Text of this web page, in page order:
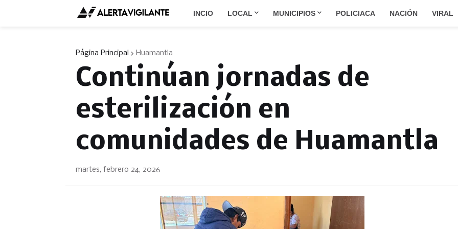
INCIO LOCAL MUNICIPIOS POLICIACA NACIÓN VIRAL
Página Principal Huamantla
Continúan jornadas de
esterilización en
comunidades de Huamantla
martes, febrero 24, 2026